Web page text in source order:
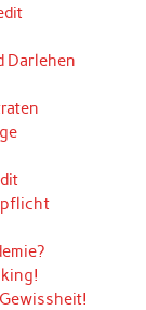
Darlehen